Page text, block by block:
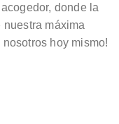
donde la
máxima
hoy mismo!